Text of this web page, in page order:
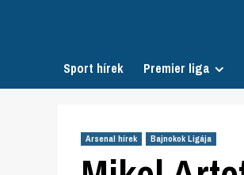
Sport hírek Premier liga
Arsenal hírek Bajnokok Ligája